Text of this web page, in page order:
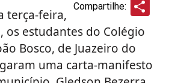
Compartilhe:
terça-feira,
os estudantes do Colégio
Bosco, de Juazeiro do
uma carta-manifesto